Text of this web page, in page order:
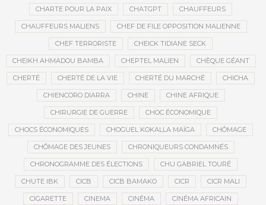
CHARTE POUR LA PAIX CHATGPT CHAUFFEURS
CHAUFFEURS MALIENS CHEF DE FILE OPPOSITION MALIENNE
CHEF TERRORISTE CHEICK TIDIANE SECK
CHEIKH AHMADOU BAMBA CHEPTEL MALIEN CHÈQUE GÉANT
CHERTÉ CHERTÉ DE LA VIE CHERTÉ DU MARCHÉ CHICHA
CHIENCORO DIARRA CHINE CHINE AFRIQUE
CHIRURGIE DE GUERRE CHOC ÉCONOMIQUE
CHOCS ÉCONOMIQUES CHOGUEL KOKALLA MAÏGA CHÔMAGE
CHÔMAGE DES JEUNES CHRONIQUEURS CONDAMNÉS
CHRONOGRAMME DES ÉLECTIONS CHU GABRIEL TOURÉ
CHUTE IBK CICB CICB BAMAKO CICR CICR MALI
CIGARETTE CINEMA CINÉMA CINÉMA AFRICAIN